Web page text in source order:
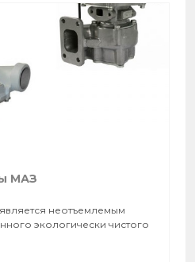
МАЗ
неотъемлемым
экологически чистого